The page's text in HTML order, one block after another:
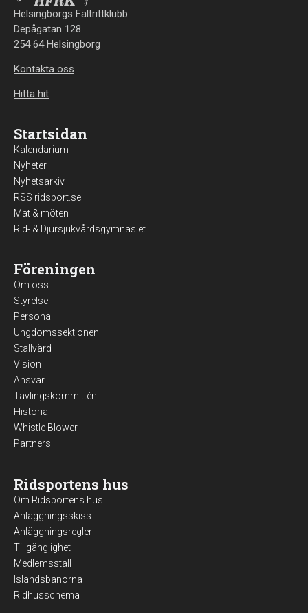
Helsingborgs Fältrittklubb
Depågatan 128
254 64 Helsingborg
Kontakta oss
Hitta hit
Startsidan
Kalendarium
Nyheter
Nyhetsarkiv
RSS ridsport.se
Mat & möten
Rid- & Djursjukvårdsgymnasiet
Föreningen
Om oss
Styrelse
Personal
Ungdomssektionen
Stallvärd
Vision
Ansvar
Tävlingskommittén
Historia
Whistle Blower
Partners
Ridsportens hus
Om Ridsportens hus
Anläggningsskiss
Anläggningsregler
Tillgänglighet
Medlemsstall
Islandsbanorna
Ridhusschema